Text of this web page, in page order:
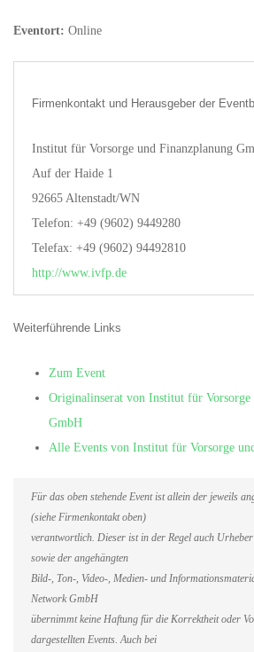
Eventort: Online
Firmenkontakt und Herausgeber der
Institut für Vorsorge und Finanzplanung
Auf der Haide 1
92665 Altenstadt/WN
Telefon: +49 (9602) 9449280
Telefax: +49 (9602) 94492810
http://www.ivfp.de
Weiterführende Links
Zum Event
Originalinserat von Institut für Vorsorge
GmbH
Alle Events von Institut für Vorsorge
Für das oben stehende Event ist allein der jeweils
(siehe Firmenkontakt oben)
verantwortlich. Dieser ist in der Regel auch
sowie der angehängten
Bild-, Ton-, Video-, Medien- und
Network GmbH
übernimmt keine Haftung für die Korrektheit oder
dargestellten Events. Auch bei